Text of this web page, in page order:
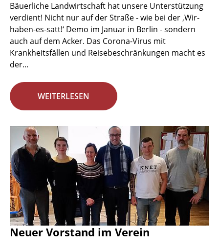
Bäuerliche Landwirtschaft hat unsere Unterstützung
verdient! Nicht nur auf der Straße - wie bei der ‚Wir-
haben-es-satt!‘ Demo im Januar in Berlin - sondern
auch auf dem Acker. Das Corona-Virus mit
Krankheitsfällen und Reisebeschränkungen macht es
der...
WEITERLESEN
Neuer Vorstand im Verein